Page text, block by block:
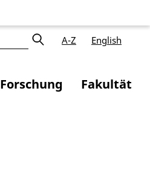
A-Z English
Forschung Fakultät